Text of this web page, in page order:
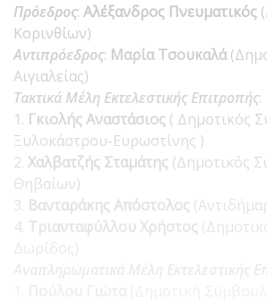
Πρόεδρος: Αλέξανδρος Πνευματικός
Κορινθίων)
Αντιπρόεδρος: Μαρία Τσουκαλά
Αιγιαλείας)
Τακτικά Μέλη Εκτελεστικής Επιτροπής:
1. Γκιολής Αναστάσιος ( Δημοτικός
Ξυλοκάστρου-Ευρωστίνης )
2. Χαλβατζής Σταμάτης (Δημοτικός
Θηβαίων)
3. Βανταράκης Απόστολος
4. Τριανταφύλλου Χρήστος
Δωρίδος)